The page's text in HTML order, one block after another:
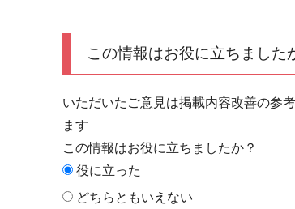
この情報はお役に立ちました
いただいたご意見は掲載内容改善の参
ます
この情報はお役に立ちましたか？
役に立った
どちらともいえない